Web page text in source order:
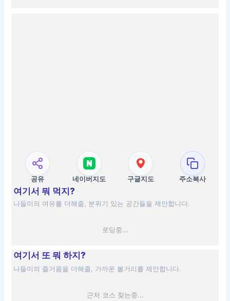
공유 네이버지도 구글지도 주소복사
여기서 뭐 먹지?
나들이의 여유를 더해줄, 분위기 있는 공간들을 제안합니다.
로딩중...
여기서 또 뭐 하지?
나들이의 즐거움을 더해줄, 가까운 볼거리를 제안합니다.
근처 코스 찾는중...